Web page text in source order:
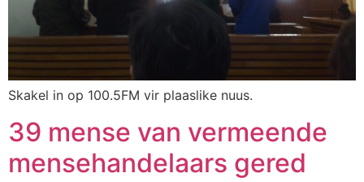
Skakel in op 100.5FM vir plaaslike nuus.
39 mense van vermeende
mensehandelaars gered